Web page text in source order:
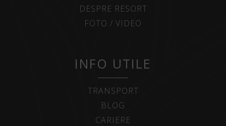
DESPRE RESORT
FOTO / VIDEO
INFO UTILE
TRANSPORT
BLOG
CARIERE